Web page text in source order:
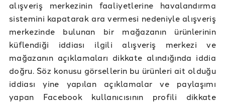
alışveriş merkezinin faaliyetlerine havalandırma
sistemini kapatarak ara vermesi nedeniyle alışveriş
merkezinde bulunan bir mağazanın ürünlerinin
küflendiği iddiası ilgili alışveriş merkezi ve
mağazanın açıklamaları dikkate alındığında iddia
doğru. Söz konusu görsellerin bu ürünleri ait olduğu
iddiası yine yapılan açıklamalar ve paylaşımı
yapan Facebook kullanıcısının profili dikkate